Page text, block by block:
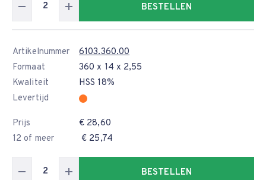
BESTELLEN
Artikelnummer
6103.360.00
Formaat
360 x 14 x 2,55
Kwaliteit
HSS 18%
Levertijd
Prijs
€ 28,60
12 of meer
€ 25,74
BESTELLEN